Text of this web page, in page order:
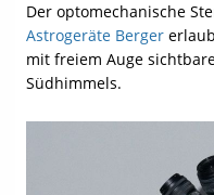
Der optomechanische
Astrogeräte Berger
mit freiem Auge
Südhimmels.